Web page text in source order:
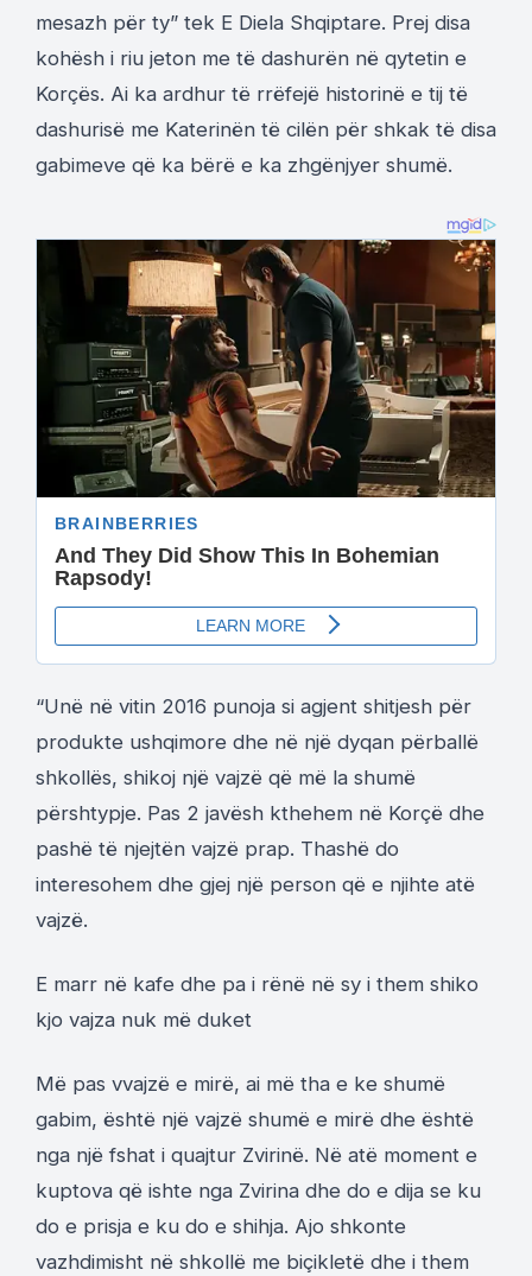
mesazh për ty” tek E Diela Shqiptare. Prej disa
kohësh i riu jeton me të dashurën në qytetin e
Korçës. Ai ka ardhur të rrëfejë historinë e tij të
dashurisë me Katerinën të cilën për shkak të disa
gabimeve që ka bërë e ka zhgënjyer shumë.
“Unë në vitin 2016 punoja si agjent shitjesh për
produkte ushqimore dhe në një dyqan përballë
shkollës, shikoj një vajzë që më la shumë
përshtypje. Pas 2 javësh kthehem në Korçë dhe
pashë të njejtën vajzë prap. Thashë do
interesohem dhe gjej një person që e njihte atë
vajzë.
E marr në kafe dhe pa i rënë në sy i them shiko
kjo vajza nuk më duket
Më pas vvajzë e mirë, ai më tha e ke shumë
gabim, është një vajzë shumë e mirë dhe është
nga një fshat i quajtur Zvirinë. Në atë moment e
kuptova që ishte nga Zvirina dhe do e dija se ku
do e prisja e ku do e shihja. Ajo shkonte
vazhdimisht në shkollë me biçikletë dhe i them